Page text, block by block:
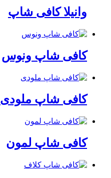
وانیلا کافی شاپ
کافی شاپ ونوس
کافی شاپ ملودی
کافی شاپ لمون